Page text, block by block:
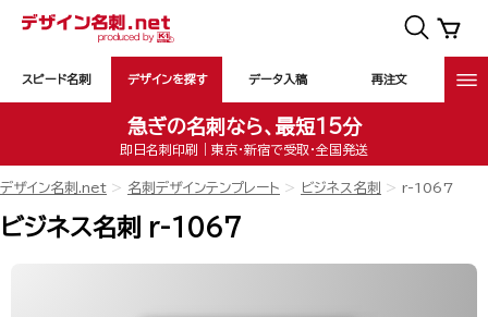
スピード名刺 デザインを探す データ入稿 再注文
急ぎの名刺なら、最短15分
即日名刺印刷｜東京・新宿で受取・全国発送
デザイン名刺.net 名刺デザインテンプレート ビジネス名刺 r-1067
ビジネス名刺 r-1067